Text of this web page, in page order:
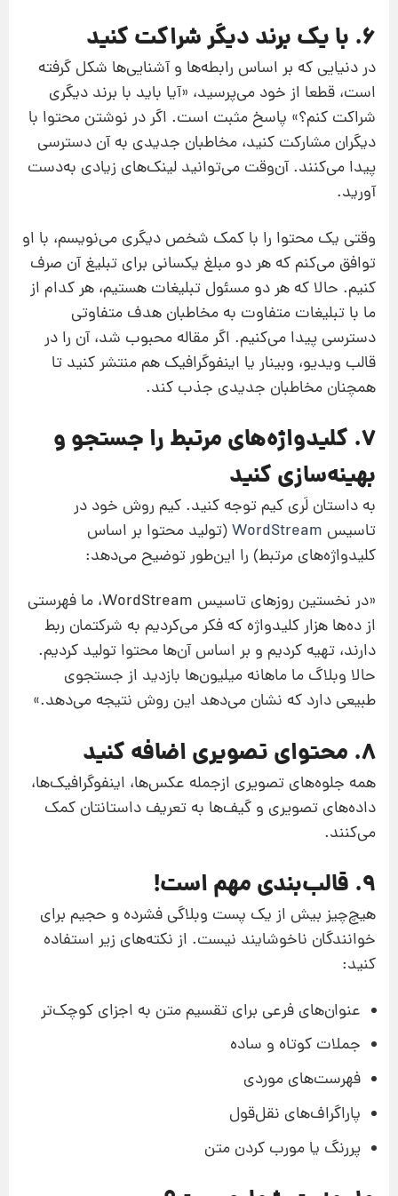
6. با یک برند دیگر شراکت کنید
در دنیایی که بر اساس رابطه‌ها و آشنایی‌ها شکل گرفته
است، قطعا از خود می‌پرسید، «آیا باید با برند دیگری
شراکت کنم؟» پاسخ مثبت است. اگر در نوشتن محتوا با
دیگران مشارکت کنید، مخاطبان جدیدی به آن دسترسی
پیدا می‌کنند. آن‌وقت می‌توانید لینک‌های زیادی به‌دست
آورید.
وقتی یک محتوا را با کمک شخص دیگری می‌نویسم، با او
توافق می‌کنم که هر دو مبلغ یکسانی برای تبلیغ آن صرف
کنیم. حالا که هر دو مسئول تبلیغات هستیم، هر کدام از
ما با تبلیغات متفاوت به مخاطبان هدف متفاوتی
دسترسی پیدا می‌کنیم. اگر مقاله محبوب شد، آن را در
قالب ویدیو، وبینار یا اینفوگرافیک هم منتشر کنید تا
همچنان مخاطبان جدیدی جذب کند.
7. کلیدواژه‌های مرتبط را جستجو و
بهینه‌سازی کنید
به داستان لَری کیم توجه کنید. کیم روش خود در
تاسیس WordStream(تولید محتوا بر اساس
کلیدواژه‌های مرتبط) را این‌طور توضیح می‌دهد:
«در نخستین روزهای تاسیس WordStream، ما فهرستی
از ده‌ها هزار کلیدواژه که فکر می‌کردیم به شرکتمان ربط
دارند، تهیه کردیم و بر اساس آن‌ها محتوا تولید کردیم.
حالا وبلاگ ما ماهانه میلیون‌ها بازدید از جستجوی
طبیعی دارد که نشان می‌دهد این روش نتیجه می‌دهد.»
8. محتوای تصویری اضافه کنید
همه جلوه‌های تصویری ازجمله عکس‌ها، اینفوگرافیک‌ها،
داده‌‌های تصویری و گیف‌ها به تعریف داستانتان کمک
می‌کنند.
9. قالب‌بندی مهم است!
هیچ‌چیز بیش از یک پست وبلاگی فشرده و حجیم برای
خوانندگان ناخوشایند نیست. از نکته‌‌های زیر استفاده
کنید:
عنوان‌‌های فرعی برای تقسیم متن به اجزای کوچک‌تر
جملات کوتاه و ساده
فهرست‌های موردی
پاراگراف‌های نقل‌قول
پررنگ یا مورب کردن متن